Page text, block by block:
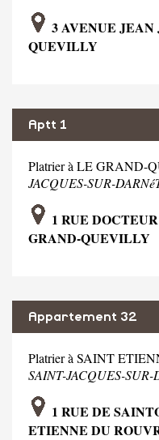
3 AVENUE JEAN
QUEVILLY
Aptt 1
Platrier à LE GRAND-
JACQUES-SUR-
1 RUE
GRAND-QUEVILLY
Appartement 32
Platrier à SAINT
SAINT-JACQUES-SUR-
1 RUE DE
ETIENNE DU